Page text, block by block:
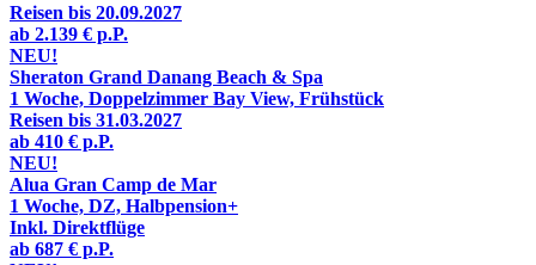
Reisen bis 20.09.2027
ab 2.139 € p.P.
NEU!
Sheraton Grand Danang Beach & Spa
1 Woche, Doppelzimmer Bay View, Frühstück
Reisen bis 31.03.2027
ab 410 € p.P.
NEU!
Alua Gran Camp de Mar
1 Woche, DZ, Halbpension+
Inkl. Direktflüge
ab 687 € p.P.